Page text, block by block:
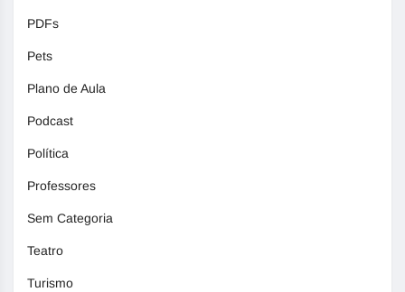
PDFs
Pets
Plano de Aula
Podcast
Política
Professores
Sem Categoria
Teatro
Turismo